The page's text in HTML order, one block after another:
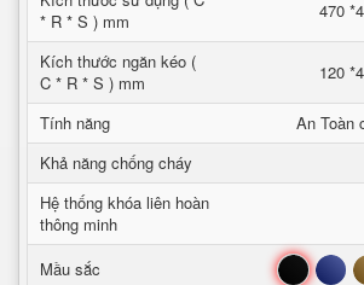
* R * S ) mm
470
Kích thước ngăn kéo (
C * R * S ) mm
120
Tính năng
An Toàn
Khả năng chống cháy
Hệ thống khóa liên hoàn
thông minh
Mầu sắc
Đen Xanh